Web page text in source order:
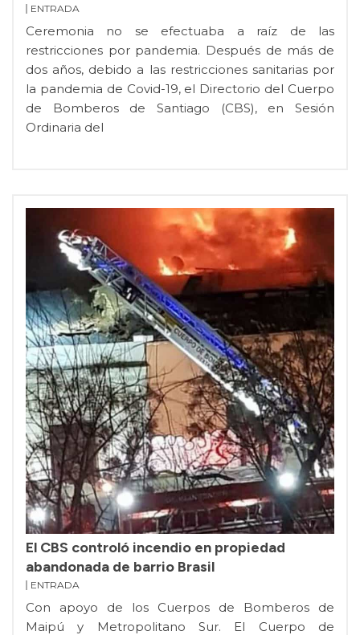
ENTRADA
Ceremonia no se efectuaba a raíz de las
restricciones por pandemia. Después de más de
dos años, debido a las restricciones sanitarias por
la pandemia de Covid-19, el Directorio del Cuerpo
de Bomberos de Santiago (CBS), en Sesión
Ordinaria del
El CBS controló incendio en propiedad
abandonada de barrio Brasil
ENTRADA
Con apoyo de los Cuerpos de Bomberos de
Maipú y Metropolitano Sur. El Cuerpo de